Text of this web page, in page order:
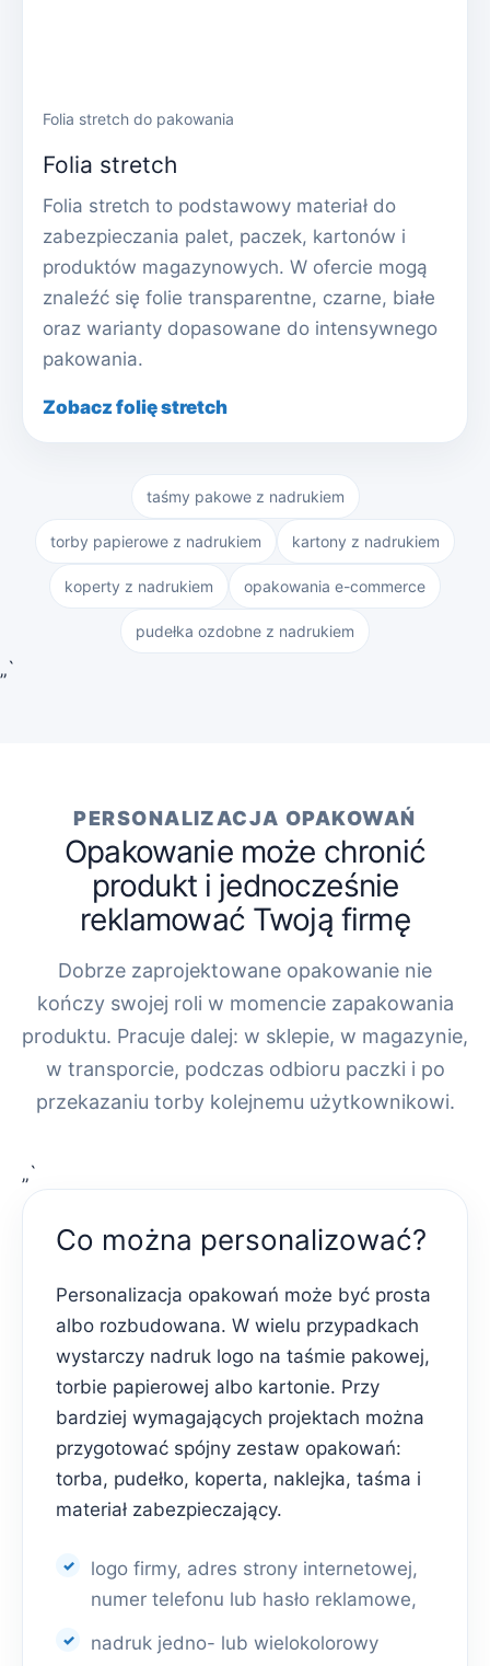
Folia stretch do pakowania
Folia stretch
Folia stretch to podstawowy materiał do
zabezpieczania palet, paczek, kartonów i
produktów magazynowych. W ofercie mogą
znaleźć się folie transparentne, czarne, białe
oraz warianty dopasowane do intensywnego
pakowania.
Zobacz folię stretch
taśmy pakowe z nadrukiem
torby papierowe z nadrukiem kartony z nadrukiem
koperty z nadrukiem opakowania e-commerce
pudełka ozdobne z nadrukiem
„`
PERSONALIZACJA OPAKOWAŃ
Opakowanie może chronić
produkt i jednocześnie
reklamować Twoją firmę
Dobrze zaprojektowane opakowanie nie
kończy swojej roli w momencie zapakowania
produktu. Pracuje dalej: w sklepie, w magazynie,
w transporcie, podczas odbioru paczki i po
przekazaniu torby kolejnemu użytkownikowi.
„`
Co można personalizować?
Personalizacja opakowań może być prosta
albo rozbudowana. W wielu przypadkach
wystarczy nadruk logo na taśmie pakowej,
torbie papierowej albo kartonie. Przy
bardziej wymagających projektach można
przygotować spójny zestaw opakowań:
torba, pudełko, koperta, naklejka, taśma i
materiał zabezpieczający.
logo firmy, adres strony internetowej,
numer telefonu lub hasło reklamowe,
nadruk jedno- lub wielokolorowy